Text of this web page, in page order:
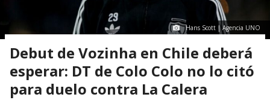
Hans Scott | Agencia UNO
Debut de Vozinha en Chile deberá
esperar: DT de Colo Colo no lo citó
para duelo contra La Calera